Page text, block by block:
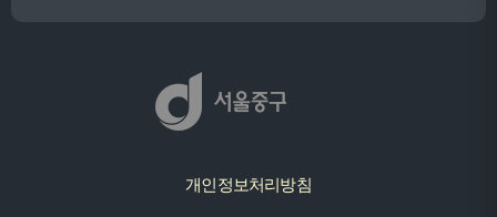
개인정보처리방침